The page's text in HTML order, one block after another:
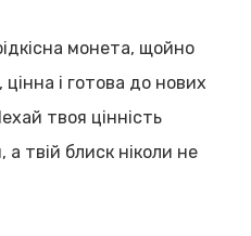
монета, щойно
і готова до нових
твоя цінність
твій блиск ніколи не